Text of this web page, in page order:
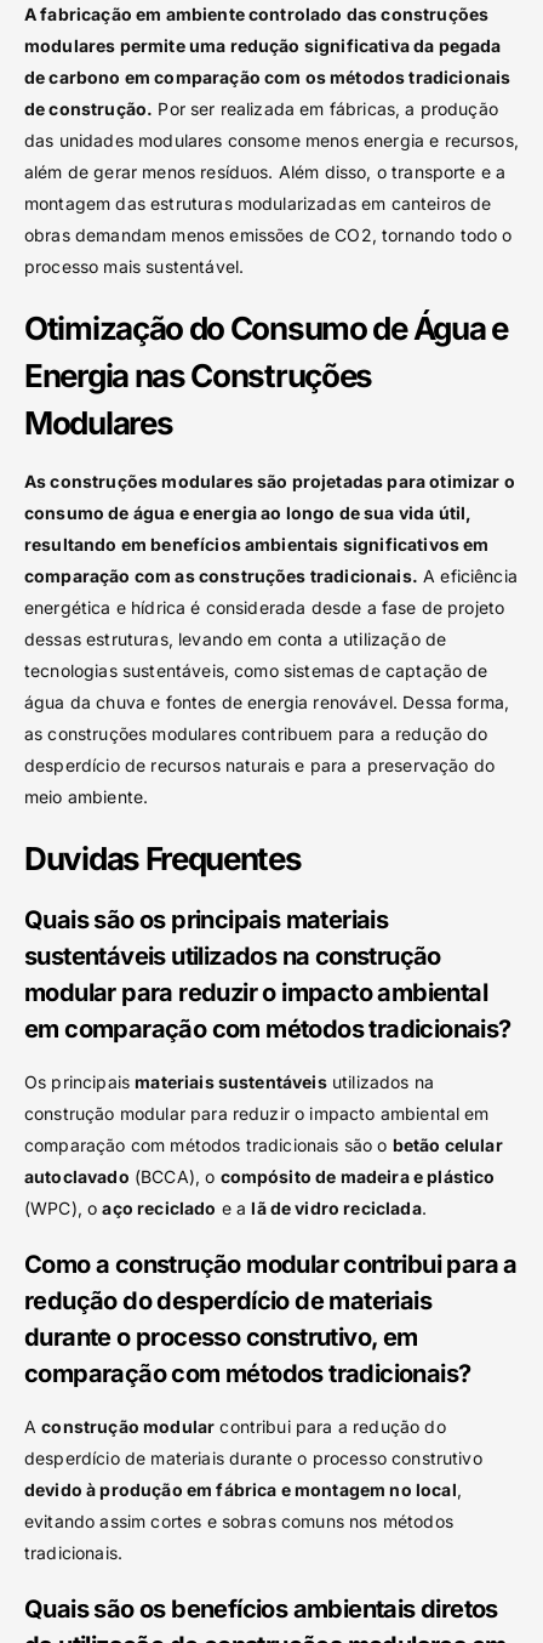
A fabricação em ambiente controlado das construções
modulares permite uma redução significativa da pegada
de carbono em comparação com os métodos tradicionais
de construção. Por ser realizada em fábricas, a produção
das unidades modulares consome menos energia e recursos,
além de gerar menos resíduos. Além disso, o transporte e a
montagem das estruturas modularizadas em canteiros de
obras demandam menos emissões de CO2, tornando todo o
processo mais sustentável.
Otimização do Consumo de Água e
Energia nas Construções
Modulares
As construções modulares são projetadas para otimizar o
consumo de água e energia ao longo de sua vida útil,
resultando em benefícios ambientais significativos em
comparação com as construções tradicionais. A eficiência
energética e hídrica é considerada desde a fase de projeto
dessas estruturas, levando em conta a utilização de
tecnologias sustentáveis, como sistemas de captação de
água da chuva e fontes de energia renovável. Dessa forma,
as construções modulares contribuem para a redução do
desperdício de recursos naturais e para a preservação do
meio ambiente.
Duvidas Frequentes
Quais são os principais materiais
sustentáveis utilizados na construção
modular para reduzir o impacto ambiental
em comparação com métodos tradicionais?
Os principaismateriais sustentáveisutilizados na
construção modular para reduzir o impacto ambiental em
comparação com métodos tradicionais são o betão celular
autoclavado (BCCA), o compósito de madeira e plástico
(WPC), oaço reciclado e alã de vidro reciclada.
Como a construção modular contribui para a
redução do desperdício de materiais
durante o processo construtivo, em
comparação com métodos tradicionais?
Aconstrução modular contribui para a redução do
desperdício de materiais durante o processo construtivo
devido à produção em fábrica e montagem no local,
evitando assim cortes e sobras comuns nos métodos
tradicionais.
Quais são os benefícios ambientais diretos